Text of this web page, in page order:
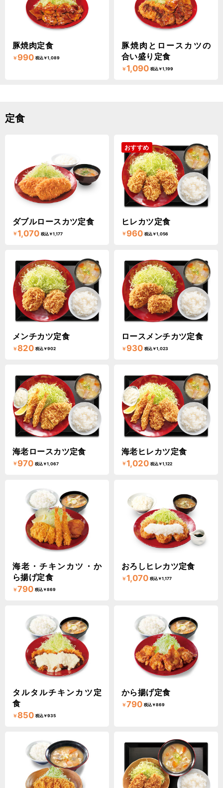
豚焼肉定食
￥ 990 税込￥1,089
豚焼肉とロースカツの
合い盛り定食
￥1,090 税込￥1,199
定食
ダブルロースカツ定食
￥1,070 税込￥1,177
おすすめ
ヒレカツ定食
￥ 960 税込￥1,056
メンチカツ定食
￥820 税込￥902
ロースメンチカツ定食
￥ 930 税込￥1,023
海老ロースカツ定食
￥ 970 税込￥1,067
海老ヒレカツ定食
￥1,020 税込￥1,122
海老・チキンカツ・か
ら揚げ定食
￥790 税込￥869
おろしヒレカツ定食
￥1,070 税込￥1,177
タルタルチキンカツ定
食
￥850 税込￥935
から揚げ定食
￥790 税込￥869